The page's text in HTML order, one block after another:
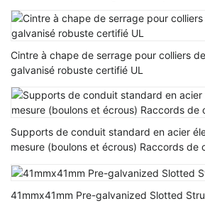
OEM/pose dans les cosses/acier à ressort
Cintre à chape de serrage pour colliers
galvanisé robuste certifié UL
Supports de conduit standard en acier
mesure (boulons et écrous) Raccords de
41mmx41mm Pre-galvanized Slotted